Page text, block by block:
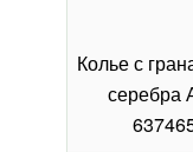
Колье с
серебра